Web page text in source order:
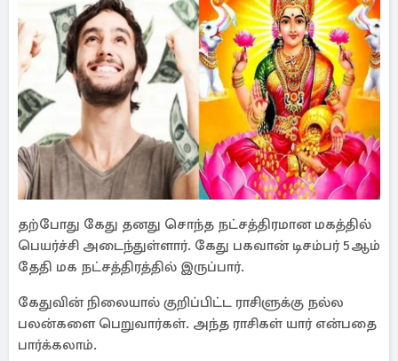
தற்போது கேது தனது சொந்த நட்சத்திரமான மகத்தில்
பெயர்ச்சி அடைந்துள்ளார். கேது பகவான் டிசம்பர் 5ஆம்
தேதி மக நட்சத்திரத்தில் இருப்பார்.
கேதுவின் நிலையால் குறிப்பிட்ட ராசிளுக்கு நல்ல
பலன்களை பெறுவார்கள். அந்த ராசிகள் யார் என்பதை
பார்க்கலாம்.